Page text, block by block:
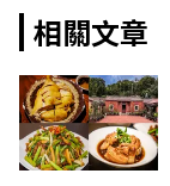
相關文章